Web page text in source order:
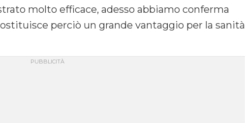
molto efficace, adesso abbiamo conferma
perciò un grande vantaggio per la sanità